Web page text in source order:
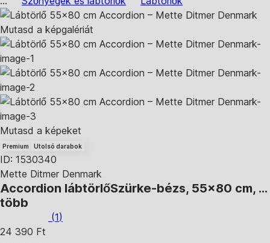
Mutasd a képgalériát
Mutasd a képeket
Premium Utolsó darabok
ID: 1530340
Mette Ditmer Denmark
Accordion lábtörlőSzürke-bézs, 55x80 cm, …
több
(1)
24 390 Ft